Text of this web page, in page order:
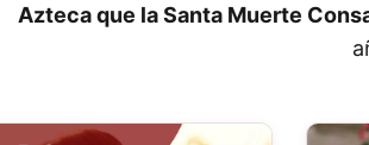
Azteca que la Santa Muerte